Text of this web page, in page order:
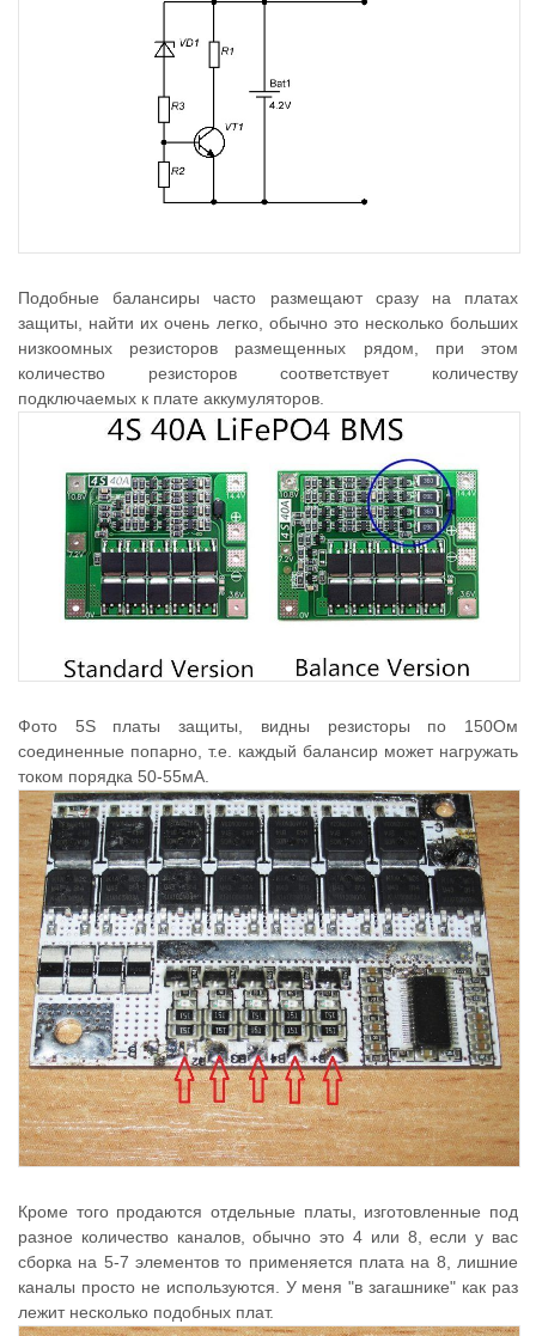
Подобные балансиры часто размещают сразу на платах
защиты, найти их очень легко, обычно это несколько больших
низкоомных резисторов размещенных рядом, при этом
количество резисторов соответствует количеству
подключаемых к плате аккумуляторов.
Фото 5S платы защиты, видны резисторы по 150Ом
соединенные попарно, т.е. каждый балансир может нагружать
током порядка 50-55мА.
Кроме того продаются отдельные платы, изготовленные под
разное количество каналов, обычно это 4 или 8, если у вас
сборка на 5-7 элементов то применяется плата на 8, лишние
каналы просто не используются. У меня "в загашнике" как раз
лежит несколько подобных плат.